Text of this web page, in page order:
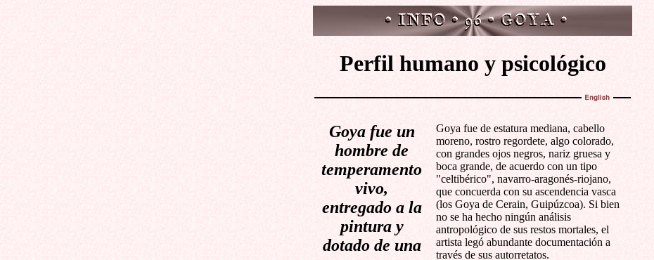
Perfil humano y psicológico
Goya fue un
hombre de
temperamento
vivo,
entregado a la
pintura y
dotado de una
Goya fue de estatura mediana, cabello
moreno, rostro regordete, algo colorado,
con grandes ojos negros, nariz gruesa y
boca grande, de acuerdo con un tipo
"celtibérico", navarro-aragonés-riojano,
que concuerda con su ascendencia vasca
(los Goya de Cerain, Guipúzcoa). Si bien
no se ha hecho ningún análisis
antropológico de sus restos mortales, el
artista legó abundante documentación a
través de sus autorretatos.